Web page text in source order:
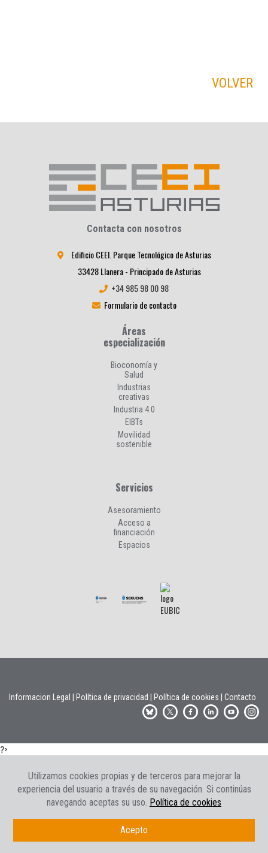
VOLVER
Contacta con nosotros
Edificio CEEI. Parque Tecnológico de Asturias
33428 Llanera - Principado de Asturias
+34 985 98 00 98
Formulario de contacto
Áreas
especialización
Bioconomía y
Salud
Industrias
creativas
Industria 4.0
EIBTs
Movilidad
sostenible
Servicios
Asesoramiento
Acceso a
financiación
Espacios
Informacion Legal | Política de privacidad | Política de cookies | Contacto
?>
Utilizamos cookies propias y de terceros para mejorar la
experiencia del usuario a través de su navegación. Si continúas
navegando aceptas su uso. Política de cookies
Acepto